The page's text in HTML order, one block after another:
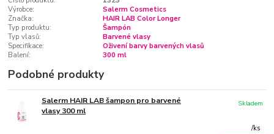
Výrobce:
Salerm Cosmetics
Značka:
HAIR LAB Color Longer
Typ produktu:
Šampón
Typ vlasů:
Barvené vlasy
Specifikace:
Oživení barvy barvených vlasů
Balení:
300 ml
Podobné produkty
Salerm HAIR LAB šampon pro barvené
vlasy 300 ml
/ks
Skladem